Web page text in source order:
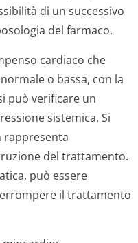
di un successivo
del farmaco.
cardiaco che
o bassa, con la
può verificare un
sistemica. Si
del trattamento.
può essere
il trattamento